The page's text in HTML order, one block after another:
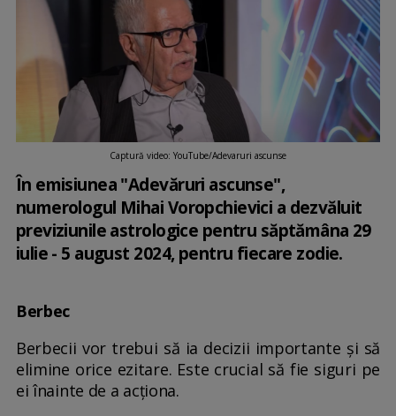
Captură video: YouTube/Adevaruri ascunse
În emisiunea "Adevăruri ascunse",
numerologul Mihai Voropchievici a dezvăluit
previziunile astrologice pentru săptămâna 29
iulie - 5 august 2024, pentru fiecare zodie.
Berbec
Berbecii vor trebui să ia decizii importante și să
elimine orice ezitare. Este crucial să fie siguri pe
ei înainte de a acționa.